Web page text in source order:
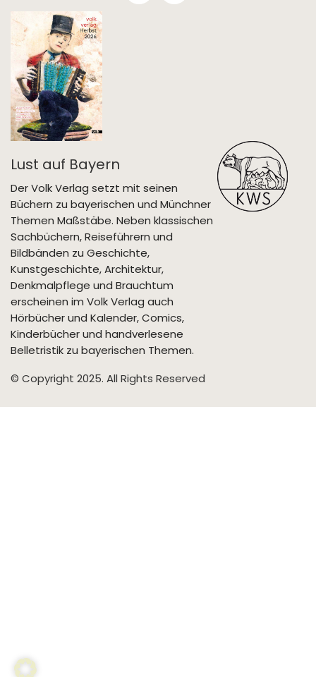
Lust auf Bayern
Der Volk Verlag setzt mit seinen
Büchern zu bayerischen und Münchner
Themen Maßstäbe. Neben klassischen
Sachbüchern, Reiseführern und
Bildbänden zu Geschichte,
Kunstgeschichte, Architektur,
Denkmalpflege und Brauchtum
erscheinen im Volk Verlag auch
Hörbücher und Kalender, Comics,
Kinderbücher und handverlesene
Belletristik zu bayerischen Themen.
© Copyright 2025. All Rights Reserved